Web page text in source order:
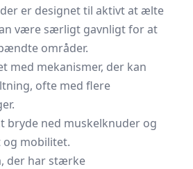
er designet til aktivt at ælte
være særligt gavnligt for at
områder.
med mekanismer, der kan
ofte med flere
bryde ned muskelknuder og
mobilitet.
der har stærke